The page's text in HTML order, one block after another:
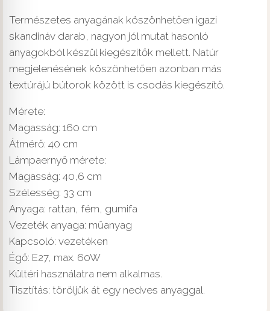
Természetes anyagának köszönhetően igazi
skandináv darab, nagyon jól mutat hasonló
anyagokból készül kiegészítők mellett. Natúr
megjelenésének köszönhetően azonban más
textúrájú bútorok között is csodás kiegészítő.
Mérete:
Magasság: 160 cm
Átmérő: 40 cm
Lámpaernyő mérete:
Magasság: 40,6 cm
Szélesség: 33 cm
Anyaga: rattan, fém, gumifa
Vezeték anyaga: műanyag
Kapcsoló: vezetéken
Égő: E27, max. 60W
Kültéri használatra nem alkalmas.
Tisztítás: töröljük át egy nedves anyaggal.